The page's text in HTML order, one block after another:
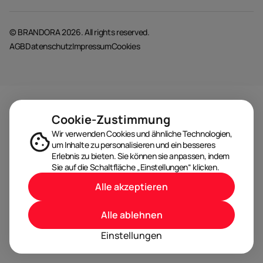
© BRANDORA 2026. All rights reserved.
AGBDatenschutzImpressumCookies
Cookie-Zustimmung
Wir verwenden Cookies und ähnliche Technologien,
um Inhalte zu personalisieren und ein besseres
Erlebnis zu bieten. Sie können sie anpassen, indem
Sie auf die Schaltfläche „Einstellungen“ klicken.
Einstellungen
Alle ablehnen
Alle akzeptieren